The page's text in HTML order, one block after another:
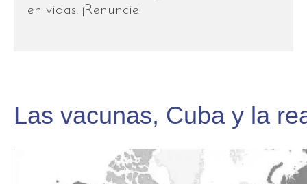
en vidas. ¡Renuncie!
Las vacunas, Cuba y la